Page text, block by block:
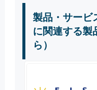
製品・サービ
に関連する製
ら）